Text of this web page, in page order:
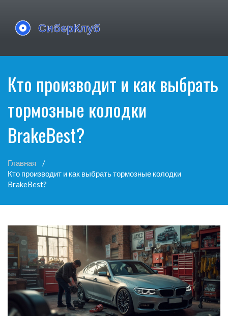
Кто производит и как выбрать
тормозные колодки
BrakeBest?
Главная
Кто производит и как выбрать тормозные колодки
BrakeBest?